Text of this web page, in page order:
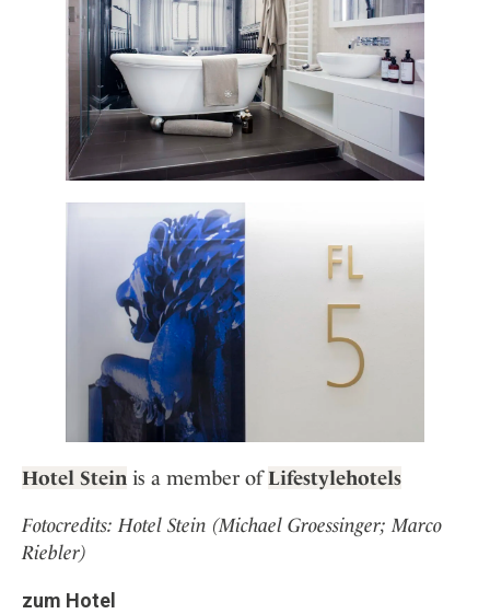
Hotel Stein is a member ofLifestylehotels
Fotocredits: Hotel Stein (Michael Groessinger; Marco
Riebler)
zum Hotel